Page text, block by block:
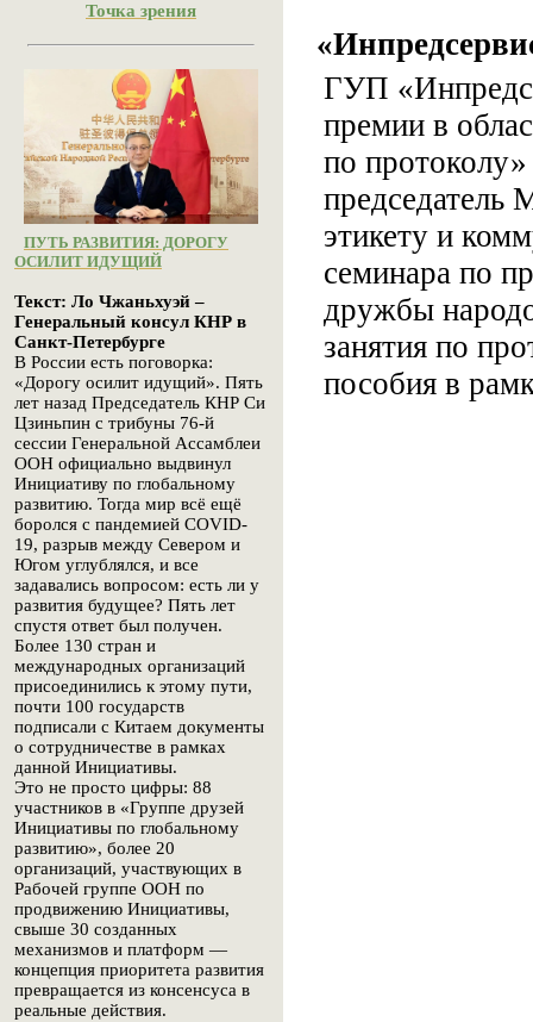
Точка зрения
ПУТЬ РАЗВИТИЯ: ДОРОГУ
ОСИЛИТ ИДУЩИЙ
Текст: Ло Чжаньхуэй –
Генеральный консул КНР в
Санкт-Петербурге
В России есть поговорка:
«Дорогу осилит идущий». Пять
лет назад Председатель КНР Си
Цзиньпин с трибуны 76-й
сессии Генеральной Ассамблеи
ООН официально выдвинул
Инициативу по глобальному
развитию. Тогда мир всё ещё
боролся с пандемией COVID-
19, разрыв между Севером и
Югом углублялся, и все
задавались вопросом: есть ли у
развития будущее? Пять лет
спустя ответ был получен.
Более 130 стран и
международных организаций
присоединились к этому пути,
почти 100 государств
подписали с Китаем документы
о сотрудничестве в рамках
данной Инициативы.
Это не просто цифры: 88
участников в «Группе друзей
Инициативы по глобальному
развитию», более 20
организаций, участвующих в
Рабочей группе ООН по
продвижению Инициативы,
свыше 30 созданных
механизмов и платформ —
концепция приоритета развития
превращается из консенсуса в
реальные действия.
ГУП
премии в
по
председатель
этикету и
семинара по
дружбы
занятия по
пособия в